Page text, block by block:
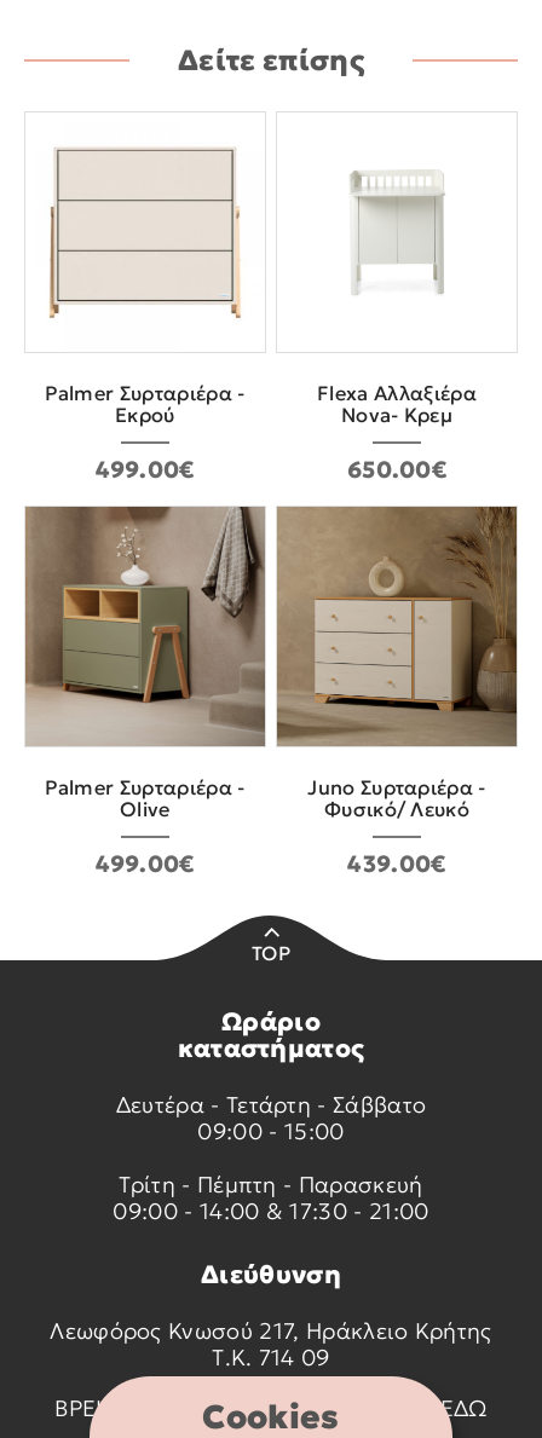
Cookies
Δείτε επίσης
Palmer Συρταριέρα -
Εκρού
499.00€
Flexa Αλλαξιέρα
Nova- Κρεμ
650.00€
Palmer Συρταριέρα -
Olive
499.00€
Juno Συρταριέρα -
Φυσικό/ Λευκό
439.00€
TOP
Ωράριο
καταστήματος
Δευτέρα - Τετάρτη - Σάββατο
09:00 - 15:00
Τρίτη - Πέμπτη - Παρασκευή
09:00 - 14:00 & 17:30 - 21:00
Διεύθυνση
Λεωφόρος Κνωσού 217, Ηράκλειο Κρήτης
Τ.Κ. 714 09
ΒΡΕΙΤΕ ΜΑΣ ΣΤΟ ΧΑΡΤΗ ΠΑΤΩΝΤΑΣ
ΕΔΩ